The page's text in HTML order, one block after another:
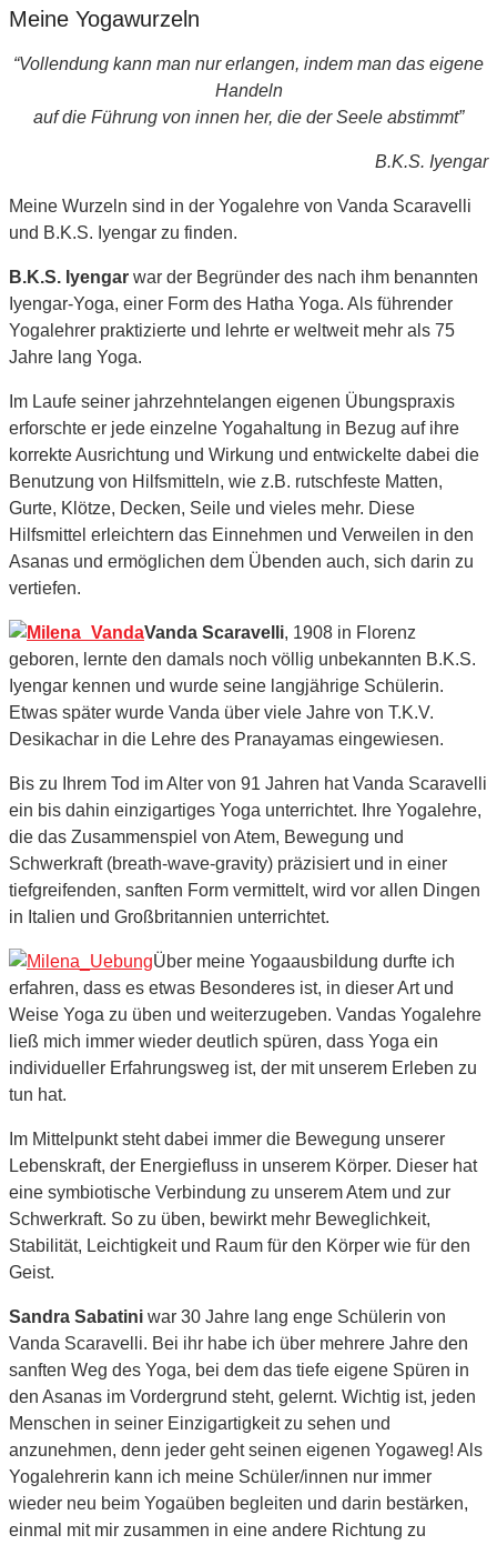
Meine Yogawurzeln
“Vollendung kann man nur erlangen, indem man das eigene
Handeln
auf die Führung von innen her, die der Seele abstimmt”
B.K.S. Iyengar
Meine Wurzeln sind in der Yogalehre von Vanda Scaravelli
und B.K.S. Iyengar zu finden.
B.K.S. Iyengar war der Begründer des nach ihm benannten
Iyengar-Yoga, einer Form des Hatha Yoga. Als führender
Yogalehrer praktizierte und lehrte er weltweit mehr als 75
Jahre lang Yoga.
Im Laufe seiner jahrzehntelangen eigenen Übungspraxis
erforschte er jede einzelne Yogahaltung in Bezug auf ihre
korrekte Ausrichtung und Wirkung und entwickelte dabei die
Benutzung von Hilfsmitteln, wie z.B. rutschfeste Matten,
Gurte, Klötze, Decken, Seile und vieles mehr. Diese
Hilfsmittel erleichtern das Einnehmen und Verweilen in den
Asanas und ermöglichen dem Übenden auch, sich darin zu
vertiefen.
Vanda Scaravelli, 1908 in Florenz
geboren, lernte den damals noch völlig unbekannten B.K.S.
Iyengar kennen und wurde seine langjährige Schülerin.
Etwas später wurde Vanda über viele Jahre von T.K.V.
Desikachar in die Lehre des Pranayamas eingewiesen.
Bis zu Ihrem Tod im Alter von 91 Jahren hat Vanda Scaravelli
ein bis dahin einzigartiges Yoga unterrichtet. Ihre Yogalehre,
die das Zusammenspiel von Atem, Bewegung und
Schwerkraft (breath-wave-gravity) präzisiert und in einer
tiefgreifenden, sanften Form vermittelt, wird vor allen Dingen
in Italien und Großbritannien unterrichtet.
Über meine Yogaausbildung durfte ich
erfahren, dass es etwas Besonderes ist, in dieser Art und
Weise Yoga zu üben und weiterzugeben. Vandas Yogalehre
ließ mich immer wieder deutlich spüren, dass Yoga ein
individueller Erfahrungsweg ist, der mit unserem Erleben zu
tun hat.
Im Mittelpunkt steht dabei immer die Bewegung unserer
Lebenskraft, der Ener­giefluss in unserem Körper. Dieser hat
eine symbiotische Verbindung zu unserem Atem und zur
Schwerkraft. So zu üben, bewirkt mehr Beweglichkeit,
Stabilität, Leichtigkeit und Raum für den Körper wie für den
Geist.
Sandra Sabatini war 30 Jahre lang enge Schülerin von
Vanda Scaravelli. Bei ihr habe ich über mehrere Jahre den
sanften Weg des Yoga, bei dem das tiefe eigene Spüren in
den Asanas im Vordergrund steht, gelernt. Wichtig ist, jeden
Menschen in seiner Einzigartigkeit zu sehen und
anzunehmen, denn jeder geht seinen eigenen Yogaweg! Als
Yogalehrerin kann ich meine Schüler/innen nur immer
wieder neu beim Yogaüben begleiten und darin bestärken,
einmal mit mir zusammen in eine andere Richtung zu